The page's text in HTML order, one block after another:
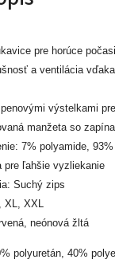
pre horúce
a ventilácia
výstelkami
manžeta so
7% polyamide,
pre ľahšie vyzliekanie
Suchý zips
XXL
neónová žltá
polyuretán, 40%